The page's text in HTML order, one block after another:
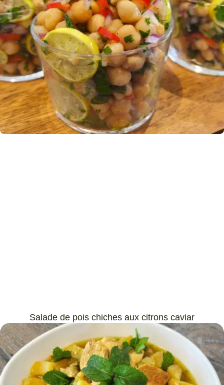
Salade de pois chiches aux citrons caviar